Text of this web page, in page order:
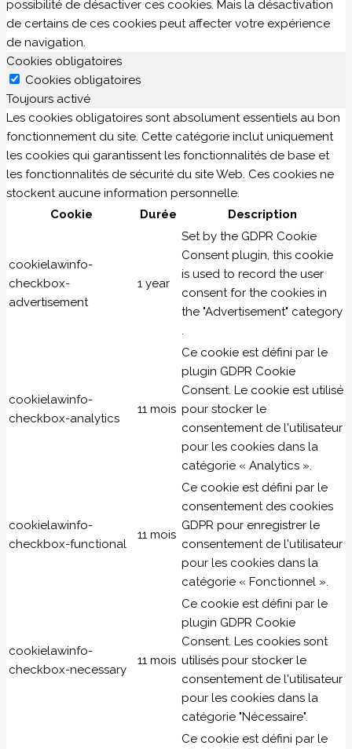
possibilité de désactiver ces cookies. Mais la désactivation
de certains de ces cookies peut affecter votre expérience
de navigation.
Cookies obligatoires
Cookies obligatoires
Toujours activé
Les cookies obligatoires sont absolument essentiels au bon
fonctionnement du site. Cette catégorie inclut uniquement
les cookies qui garantissent les fonctionnalités de base et
les fonctionnalités de sécurité du site Web. Ces cookies ne
stockent aucune information personnelle.
Cookie
Durée Description
cookielawinfo-
checkbox-
advertisement
1 year
Set by the GDPR Cookie
Consent plugin, this cookie
is used to record the user
consent for the cookies in
the "Advertisement" category
.
cookielawinfo-
checkbox-analytics
11 mois
Ce cookie est défini par le
plugin GDPR Cookie
Consent. Le cookie est utilisé
pour stocker le
consentement de l'utilisateur
pour les cookies dans la
catégorie « Analytics ».
cookielawinfo-
checkbox-functional
11 mois
Ce cookie est défini par le
consentement des cookies
GDPR pour enregistrer le
consentement de l'utilisateur
pour les cookies dans la
catégorie « Fonctionnel ».
cookielawinfo-
checkbox-necessary
11 mois
Ce cookie est défini par le
plugin GDPR Cookie
Consent. Les cookies sont
utilisés pour stocker le
consentement de l'utilisateur
pour les cookies dans la
catégorie "Nécessaire".
Ce cookie est défini par le